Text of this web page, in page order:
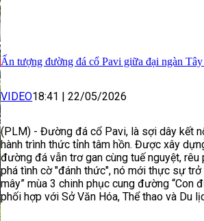
Ấn tượng đường đá cổ Pavi giữa đại ngàn
VIDEO18:41 22/05/2026
(PLM) - Đường đá cổ Pavi, là sợi dây kết
hành trình thức tỉnh tâm hồn. Được xây
đường đá vẫn trơ gan cùng tuế nguyệt,
phá tình cờ "đánh thức", nó mới thực sự
mây” mùa 3 chinh phục cung đường
phối hợp với Sở Văn Hóa, Thể thao và Du